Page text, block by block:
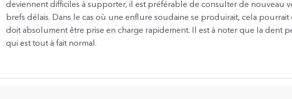
deviennent difficiles à supporter, il est préférable de consulter de nouveau
brefs délais. Dans le cas où une enflure soudaine se produirait, cela pourrait
doit absolument être prise en charge rapidement. Il est à noter que la dent
qui est tout à fait normal.